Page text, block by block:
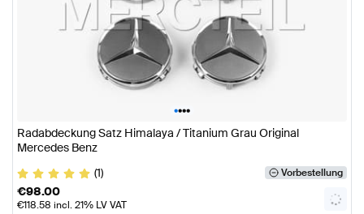
••••
Radabdeckung Satz Himalaya / Titanium Grau Original
Mercedes Benz
(1)
Vorbestellung
€98.00
€118.58 incl. 21% LV VAT